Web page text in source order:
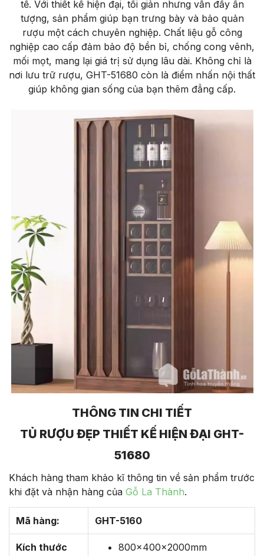
tế. Với thiết kế hiện đại, tối giản nhưng vẫn đầy ấn
tượng, sản phẩm giúp bạn trưng bày và bảo quản
rượu một cách chuyên nghiệp. Chất liệu gỗ công
nghiệp cao cấp đảm bảo độ bền bỉ, chống cong vênh,
mối mọt, mang lại giá trị sử dụng lâu dài. Không chỉ là
nơi lưu trữ rượu, GHT-51680 còn là điểm nhấn nội thất
giúp không gian sống của bạn thêm đẳng cấp.
THÔNG TIN CHI TIẾT
TỦ RƯỢU ĐẸP THIẾT KẾ HIỆN ĐẠI GHT-
51680
Khách hàng tham khảo kĩ thông tin về sản phẩm trước
khi đặt và nhận hàng của Gỗ La Thành.
Mã hàng: GHT-5160
Kích thước
800x400x2000mm